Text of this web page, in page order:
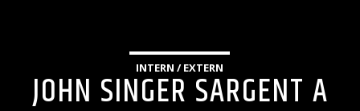
INTERN / EXTERN
JOHN SINGER SARGENT A